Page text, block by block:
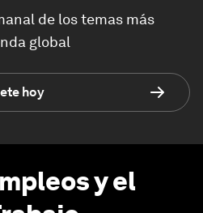
de los temas más
global
hoy
y el